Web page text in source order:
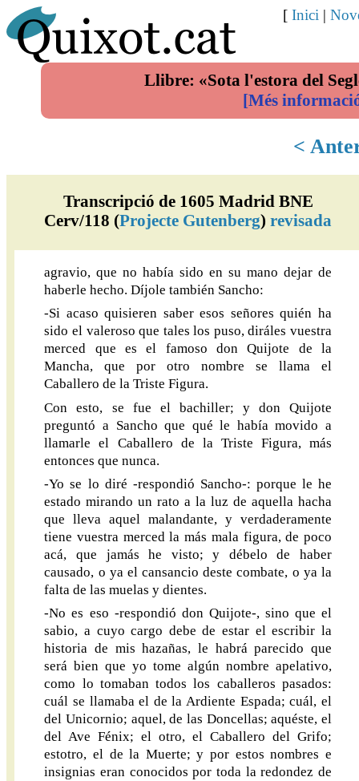
Llibre: «Sota l'estora del
[Més
[ Inici |
<
Transcripció de 1605 Madrid BNE
Cerv/118 (Projecte Gutenberg)revisada
agravio, que no había sido en su mano dejar de
haberle hecho. Díjole también Sancho:
-Si acaso quisieren saber esos señores quién ha
sido el valeroso que tales los puso, diráles vuestra
merced que es el famoso don Quijote de la
Mancha, que por otro nombre se llama el
Caballero de la Triste Figura.
Con esto, se fue el bachiller; y don Quijote
preguntó a Sancho que qué le había movido a
llamarle el Caballero de la Triste Figura, más
entonces que nunca.
-Yo se lo diré -respondió Sancho-: porque le he
estado mirando un rato a la luz de aquella hacha
que lleva aquel malandante, y verdaderamente
tiene vuestra merced la más mala figura, de poco
acá, que jamás he visto; y débelo de haber
causado, o ya el cansancio deste combate, o ya la
falta de las muelas y dientes.
-No es eso -respondió don Quijote-, sino que el
sabio, a cuyo cargo debe de estar el escribir la
historia de mis hazañas, le habrá parecido que
será bien que yo tome algún nombre apelativo,
como lo tomaban todos los caballeros pasados:
cuál se llamaba el de la Ardiente Espada; cuál, el
del Unicornio; aquel, de las Doncellas; aquéste, el
del Ave Fénix; el otro, el Caballero del Grifo;
estotro, el de la Muerte; y por estos nombres e
insignias eran conocidos por toda la redondez de